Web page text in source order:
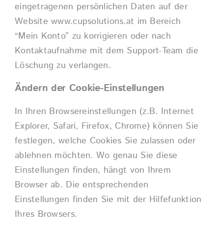
eingetragenen persönlichen Daten auf der
Websitewww.cupsolutions.at im Bereich
“Mein Konto” zu korrigieren oder nach
Kontaktaufnahme mit dem Support-Team die
Löschung zu verlangen.
Ändern der Cookie-Einstellungen
In Ihren Browsereinstellungen (z.B. Internet
Explorer, Safari, Firefox, Chrome) können Sie
festlegen, welche Cookies Sie zulassen oder
ablehnen möchten. Wo genau Sie diese
Einstellungen finden, hängt von Ihrem
Browser ab. Die entsprechenden
Einstellungen finden Sie mit der Hilfefunktion
Ihres Browsers.